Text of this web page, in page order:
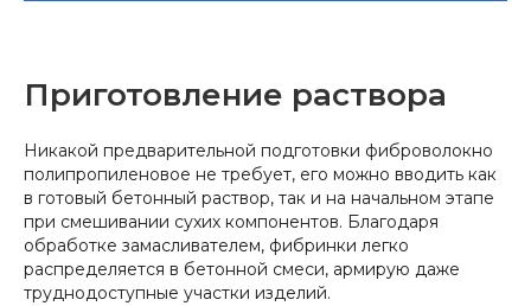
Приготовление раствора
Никакой предварительной подготовки фиброволокно
полипропиленовое не требует, его можно вводить как
в готовый бетонный раствор, так и на начальном этапе
при смешивании сухих компонентов. Благодаря
обработке замасливателем, фибринки легко
распределяется в бетонной смеси, армирую даже
труднодоступные участки изделий.